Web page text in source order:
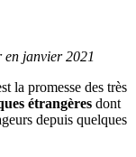
janvier 2021
la promesse des très
étrangères dont
depuis quelques